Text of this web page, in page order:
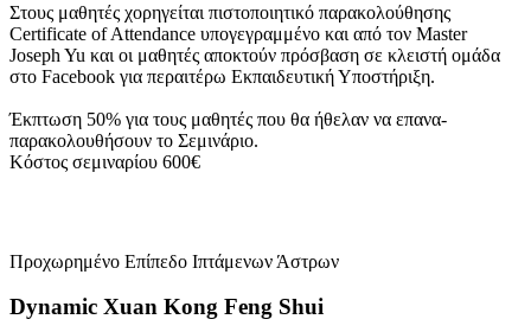
Στους μαθητές χορηγείται πιστοποιητικό παρακολούθησης
Certificate of Attendance υπογεγραμμένο και από τον Master
Joseph Yu και οι μαθητές αποκτούν πρόσβαση σε κλειστή ομάδα
στο Facebook για περαιτέρω Εκπαιδευτική Υποστήριξη.
Έκπτωση 50% για τους μαθητές που θα ήθελαν να επανα-
παρακολουθήσουν το Σεμινάριο.
Κόστος σεμιναρίου 600€
Προχωρημένο Επίπεδο Ιπτάμενων Άστρων
Dynamic Xuan Kong Feng Shui